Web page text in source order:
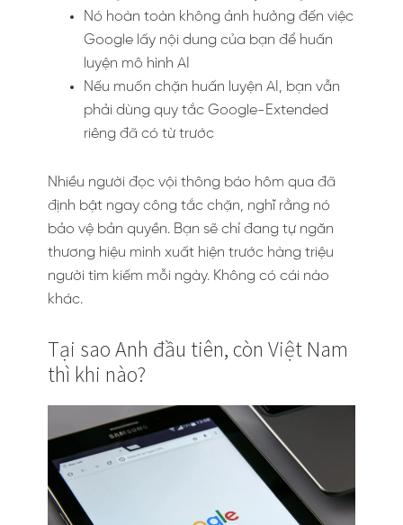
Nó hoàn toàn không ảnh hưởng đến việc
Google lấy nội dung của bạn để huấn
luyện mô hình AI
Nếu muốn chặn huấn luyện AI, bạn vẫn
phải dùng quy tắc Google-Extended
riêng đã có từ trước
Nhiều người đọc vội thông báo hôm qua đã
định bật ngay công tắc chặn, nghĩ rằng nó
bảo vệ bản quyền. Bạn sẽ chỉ đang tự ngăn
thương hiệu mình xuất hiện trước hàng triệu
người tìm kiếm mỗi ngày. Không có cái nào
khác.
Tại sao Anh đầu tiên, còn Việt Nam
thì khi nào?